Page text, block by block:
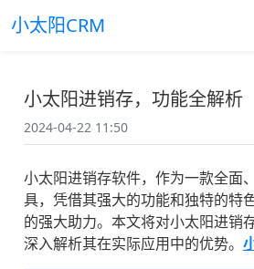
小太阳CRM
小太阳进销存，功能全解析
2024-04-22 11:50
小太阳进销存软件，作为一款全面
具，凭借其强大的功能和独特的特
的强大助力。本文将对小太阳进销
深入解析其在实际应用中的优势。